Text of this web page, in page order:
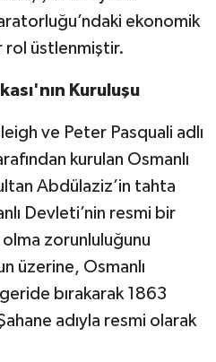
ekonomik
rol üstlenmiştir.
Kuruluşu
ve Peter Pasquali adlı
kurulan Osmanlı
Abdülaziz’in tahta
Devleti’nin resmi bir
zorunluluğunu
üzerine, Osmanlı
bırakarak 1863
adıyla resmi olarak